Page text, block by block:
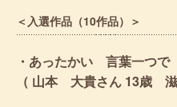
＜入選作品（10作品）＞
・あったかい 言
（ 山本 大貴さん 13歳 滋